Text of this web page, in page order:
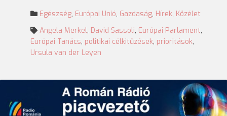
Egészség, Európai Unió, Gazdaság, Hírek, Közélet
Angela Merkel, David Sassoli, Európai Parlament,
Európai Tanács, politikai célkitűzések, prioritások,
Ursula van der Leyen